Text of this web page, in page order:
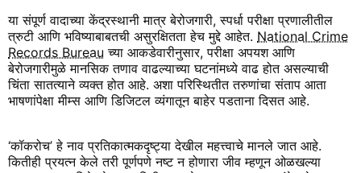
या संपूर्ण वादाच्या केंद्रस्थानी मात्र बेरोजगारी, स्पर्धा परीक्षा प्रणालीतील
त्रुटी आणि भविष्याबाबतची असुरक्षितता हेच मुद्दे आहेत. National Crime
Records Bureau च्या आकडेवारीनुसार, परीक्षा अपयश आणि
बेरोजगारीमुळे मानसिक तणाव वाढल्याच्या घटनांमध्ये वाढ होत असल्याची
चिंता सातत्याने व्यक्त होत आहे. अशा परिस्थितीत तरुणांचा संताप आता
भाषणांपेक्षा मीम्स आणि डिजिटल व्यंगातून बाहेर पडताना दिसत आहे.
‘कॉकरोच’ हे नाव प्रतिकात्मकदृष्ट्या देखील महत्त्वाचे मानले जात आहे.
कितीही प्रयत्न केले तरी पूर्णपणे नष्ट न होणारा जीव म्हणून ओळखल्या